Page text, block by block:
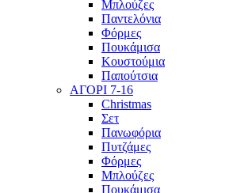
Μπλούζες
Παντελόνια
Φόρμες
Πουκάμισα
Κουστούμια
Παπούτσια
ΑΓΟΡΙ 7-16
Christmas
Σετ
Πανωφόρια
Πυτζάμες
Φόρμες
Μπλούζες
Πουκάμισα